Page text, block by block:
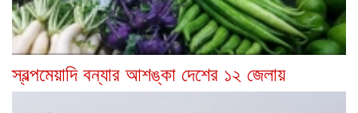
স্বল্পমেয়াদি বন্যার আশঙ্কা দেশের ১২ জেলায়